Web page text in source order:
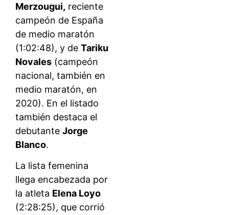
Merzougui, reciente
campeón de España
de medio maratón
(1:02:48), y de Tariku
Novales (campeón
nacional, también en
medio maratón, en
2020). En el listado
también destaca el
debutante Jorge
Blanco.
La lista femenina
llega encabezada por
la atleta Elena Loyo
(2:28:25), que corrió